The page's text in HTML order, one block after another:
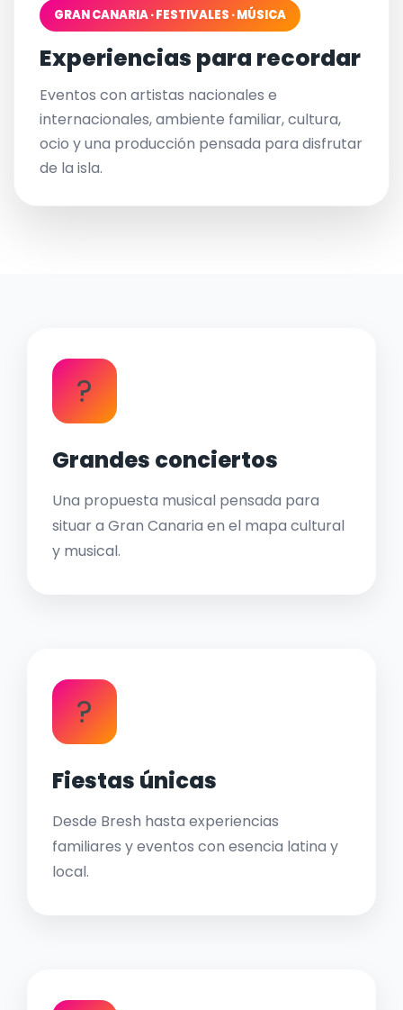
GRAN CANARIA · FESTIVALES · MÚSICA
Experiencias para recordar
Eventos con artistas nacionales e
internacionales, ambiente familiar, cultura,
ocio y una producción pensada para disfrutar
de la isla.
?
Grandes conciertos
Una propuesta musical pensada para
situar a Gran Canaria en el mapa cultural
y musical.
?
Fiestas únicas
Desde Bresh hasta experiencias
familiares y eventos con esencia latina y
local.